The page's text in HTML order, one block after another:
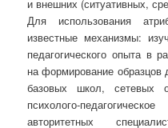
и внешних (ситуативных,
Для использования
известные механизмы:
педагогического опыта в
на формирование
базовых школ, сетевых
психолого-
авторитетных